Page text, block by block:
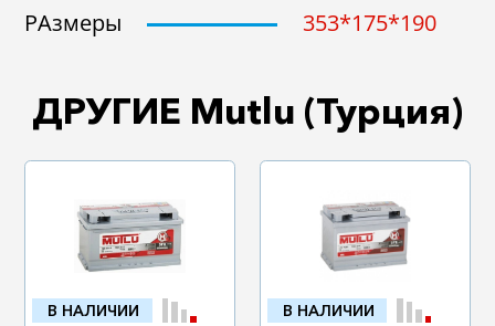
РАзмеры
353*175*190
ДРУГИЕ Mutlu (Турция)
В НАЛИЧИИ В НАЛИЧИИ